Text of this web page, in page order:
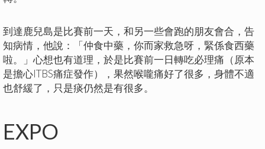
到達鹿兒島是比賽前一天，和另一些會跑的朋友會合，告
知病情，他說：「仲食中藥，你而家救急呀，緊係食西藥
啦。」心想也有道理，於是比賽前一日轉吃必理痛（原本
是擔心ITBS痛症發作），果然喉嚨痛好了很多，身體不適
也舒緩了，只是痰仍然是有很多。
EXPO